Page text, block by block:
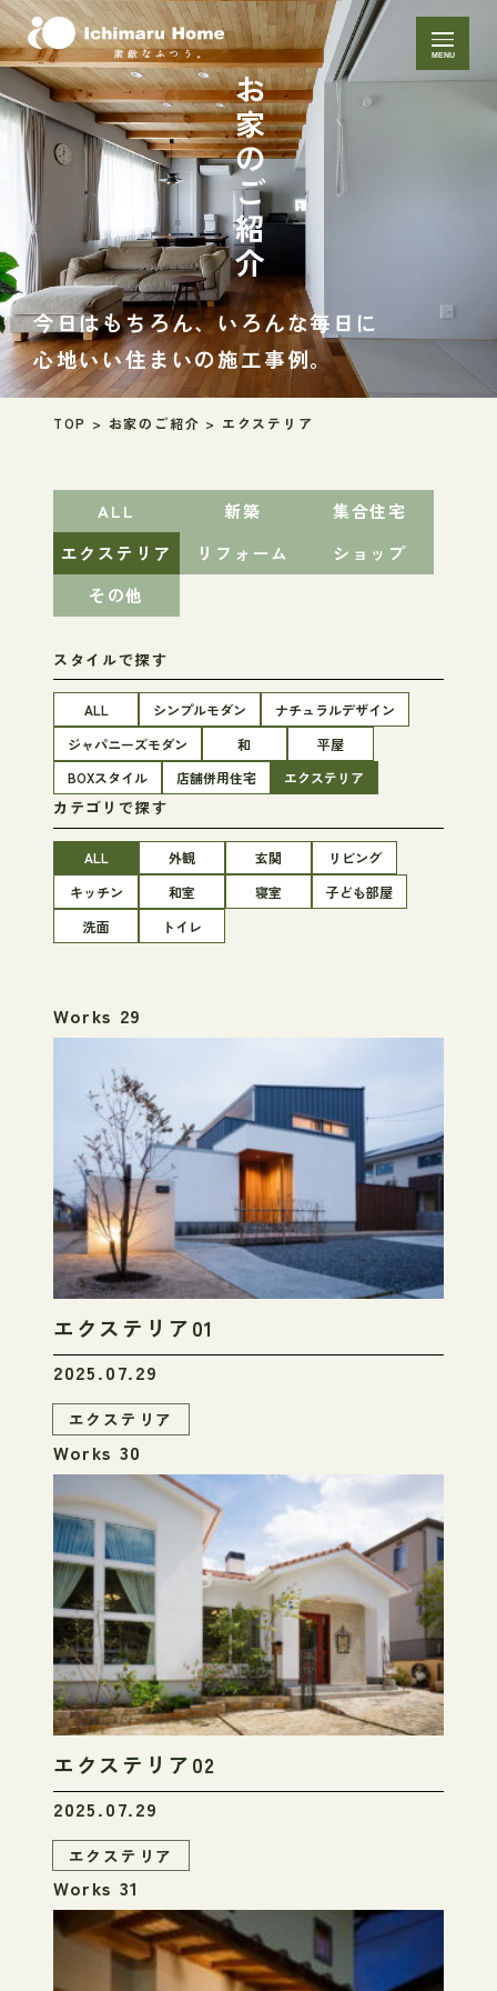
MENU
お家のご紹介
今日はもちろん、いろんな毎日に
心地いい住まいの施工事例。
TOP > お家のご紹介 > エクステリア
ALL 新築
集合住宅
エクステリア
リフォーム
ショップ
その他
スタイルで探す
ALL シンプルモダン
ナチュラルデザイン
ジャパニーズモダン
和
平屋
BOXスタイル
店舗併用住宅 エクステリア
カテゴリで探す
ALL 外観 玄関
リビング
キッチン
和室 寝室
子ども部屋
洗面
トイレ
Works 29
2025.07.29
エクステリア01
エクステリア
Works 30
2025.07.29
エクステリア02
エクステリア
Works 31